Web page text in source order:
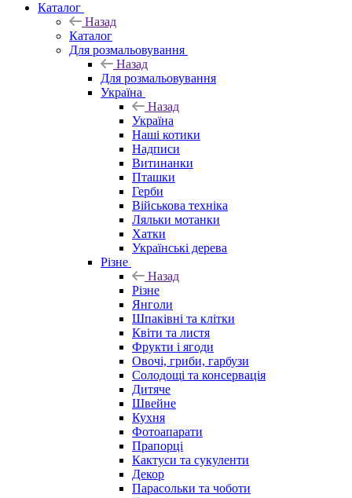
Каталог
Назад
Каталог
Для розмальовування
Назад
Для розмальовування
Україна
Назад
Україна
Наші котики
Надписи
Витинанки
Пташки
Герби
Військова техніка
Ляльки мотанки
Хатки
Українські дерева
Різне
Назад
Різне
Янголи
Шпаківні та клітки
Квіти та листя
Фрукти і ягоди
Овочі, гриби, гарбузи
Солодощі та консервація
Дитяче
Швейне
Кухня
Фотоапарати
Прапорці
Кактуси та сукуленти
Декор
Парасольки та чоботи